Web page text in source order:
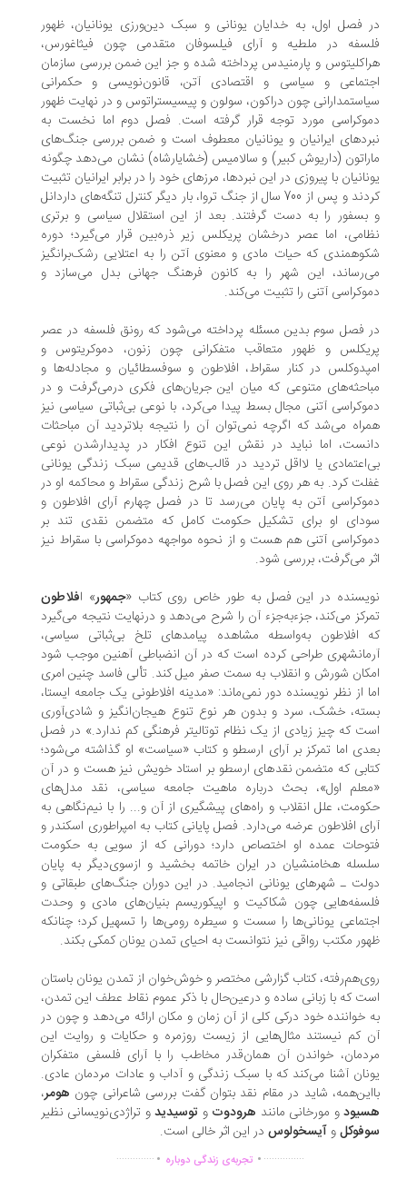
فصل اول، به خدایان یونانی و سبک دین‌ورزی یونانیان، ظهور
در ملطیه و آرای فیلسوفان متقدمی چون فیثاغورس،
و پارمنیدس پرداخته شده و جز این ضمن بررسی سازمان
و سیاسی و اقتصادی آتن، قانون‌نویسی و حکمرانی
چون دراکون، سولون و پیسیستراتوس و در نهایت ظهور
مورد توجه قرار گرفته است. فصل دوم اما نخست به
ایرانیان و یونانیان معطوف است و ضمن بررسی جنگ‌های
(داریوش کبیر) و سالامیس (خشایارشاه) نشان می‌دهد چگونه
با پیروزی در این نبردها، مرزهای خود را در برابر ایرانیان تثبیت
کردند و پس از 700 سال از جنگ تروا، بار دیگر کنترل تنگه‌های داردانل
را به دست گرفتند. بعد از این استقلال سیاسی و برتری
اما عصر درخشان پریکلس زیر ذره‌بین قرار می‌گیرد؛ دوره
که حیات مادی و معنوی آتن را به اعتلایی رشک‌برانگیز
این شهر را به کانون فرهنگ جهانی بدل می‌سازد و
آتنی را تثبیت می‌کند.
فصل سوم بدین مسئله پرداخته می‌شود که رونق فلسفه در عصر
و ظهور متعاقب متفکرانی چون زنون، دموکریتوس و
در کنار سقراط، افلاطون و سوفسطائیان و مجادله‌ها و
متنوعی که میان این جریان‌های فکری درمی‌گرفت و در
آتنی مجال بسط پیدا می‌کرد، با نوعی بی‌ثباتی سیاسی نیز
می‌شد که اگرچه نمی‌توان آن را نتیجه بلاتردید آن مباحثات
اما نباید در نقش این تنوع افکار در پدیدارشدن نوعی
یا لااقل تردید در قالب‌های قدیمی سبک زندگی یونانی
کرد. به هر روی این فصل با شرح زندگی سقراط و محاکمه او در
آتن به پایان می‌رسد تا در فصل چهارم آرای افلاطون و
او برای تشکیل حکومت کامل که متضمن نقدی تند بر
آتنی هم هست و از نحوه مواجهه دموکراسی با سقراط نیز
می‌گرفت، بررسی شود.
در این فصل به طور خاص روی کتاب «جمهور» افلاطون
می‌کند، جزء‌به‌جزء آن را شرح می‌دهد و درنهایت نتیجه می‌گیرد
افلاطون به‌واسطه مشاهده پیامدهای تلخ بی‌ثباتی سیاسی،
طراحی کرده است که در آن انضباطی آهنین موجب شود
شورش و انقلاب به سمت صفر میل کند. تألی فاسد چنین امری
از نظر نویسنده دور نمی‌ماند: «مدینه افلاطونی یک جامعه ایستا،
خشک، سرد و بدون هر نوع تنوع هیجان‌انگیز و شادی‌آوری
که چیز زیادی از یک نظام توتالیتر فرهنگی کم ندارد.» در فصل
اما تمرکز بر آرای ارسطو و کتاب «سیاست» او گذاشته می‌شود؛
که متضمن نقدهای ارسطو بر استاد خویش نیز هست و در آن
اول»، بحث درباره ماهیت جامعه سیاسی، نقد مدل‌های
علل انقلاب و راه‌های پیشگیری از آن و... را با نیم‌نگاهی به
افلاطون عرضه می‌دارد. فصل پایانی کتاب به امپراطوری اسکندر و
عمده او اختصاص دارد؛ دورانی که از سویی به حکومت
هخامنشیان در ایران خاتمه بخشید و ازسوی‌دیگر به پایان
ـ شهرهای یونانی انجامید. در این دوران جنگ‌های طبقاتی و
چون شکاکیت و اپیکوریسم بنیان‌های مادی و وحدت
یونانی‌ها را سست و سیطره رومی‌ها را تسهیل کرد؛ چنانکه
مکتب رواقی نیز نتوانست به احیای تمدن یونان کمکی بکند.
کتاب گزارشی مختصر و خوش‌خوان از تمدن یونان باستان
که با زبانی ساده و درعین‌حال با ذکر عموم نقاط عطف این تمدن،
خواننده خود درکی کلی از آن زمان و مکان ارائه می‌دهد و چون در
کم نیستند مثال‌هایی از زیست روزمره و حکایات و روایت این
خواندن آن همان‌قدر مخاطب را با آرای فلسفی متفکران
آشنا می‌کند که با سبک زندگی و آداب و عادات مردمان عادی.
شاید در مقام نقد بتوان گفت بررسی شاعرانی چونهومر،
و مورخانی مانندهرودوتوتوسیدیدو تراژدی‌نویسانی نظیر
وآیسخولوسدر این اثر خالی است.
...............
. تجربه‌ی زندگی دوباره.
..............